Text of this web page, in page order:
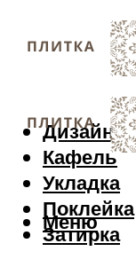
Дизайн
Кафель
Укладка
Поклейка
Затирка
Меню